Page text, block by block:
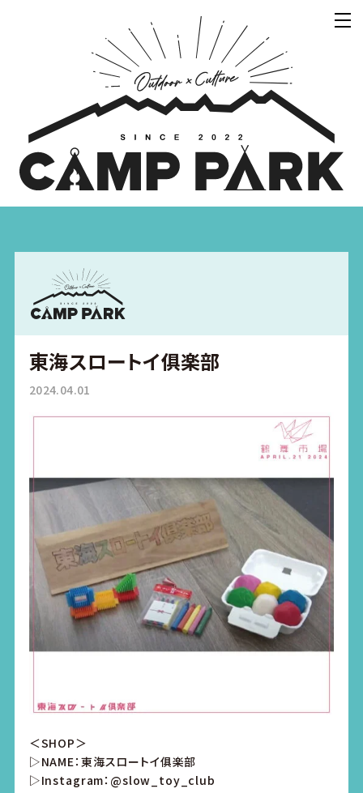
東海スロートイ俱楽部
2024.04.01
＜SHOP＞
▷NAME：東海スロートイ俱楽部
▷Instagram：@slow_toy_club